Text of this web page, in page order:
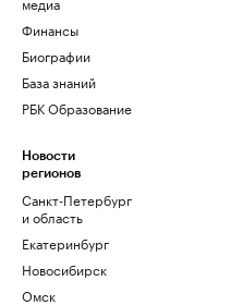
Финансы
Биографии
База знаний
РБК Образование
Новости
регионов
Санкт-Петербург
и область
Екатеринбург
Новосибирск
Омск